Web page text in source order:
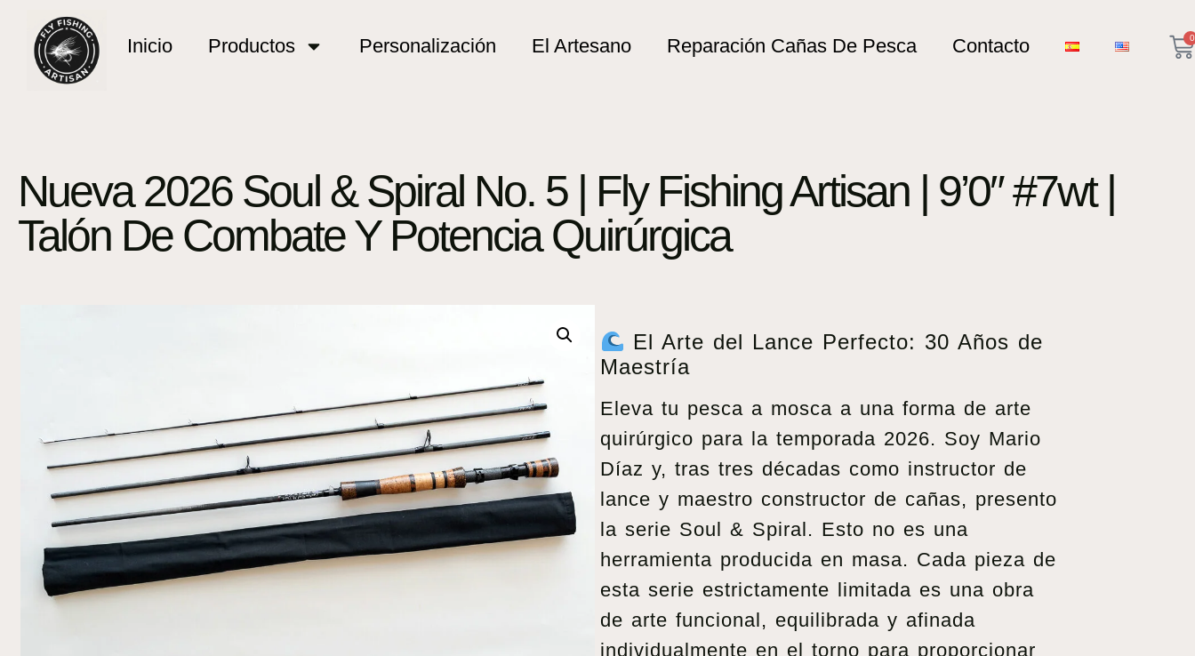
Inicio Productos Personalización El Artesano Reparación Cañas De Pesca Contacto 0
Nueva 2026 Soul & Spiral No. 5 | Fly Fishing Artisan | 9’0″ #7wt |
Talón De Combate Y Potencia Quirúrgica
El Arte del Lance Perfecto: 30 Años de
Maestría
Eleva tu pesca a mosca a una forma de arte
quirúrgico para la temporada 2026. Soy Mario
Díaz y, tras tres décadas como instructor de
lance y maestro constructor de cañas, presento
la serie Soul & Spiral. Esto no es una
herramienta producida en masa. Cada pieza de
esta serie estrictamente limitada es una obra
de arte funcional, equilibrada y afinada
individualmente en el torno para proporcionar